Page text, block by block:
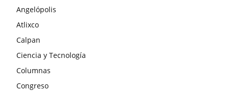
Angelópolis
Atlixco
Calpan
Ciencia y Tecnología
Columnas
Congreso